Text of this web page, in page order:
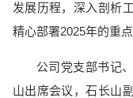
发展历程，深入剖析
精心部署2025年的重点
公司党支部书记
山出席会议，石长山